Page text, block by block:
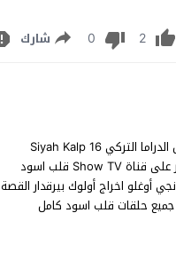
2
0 شارك
مشاهدة مسلسل قلب اسود الحلقة 16 السادسة عشر مترجم للعربية كاملة ترجمة اعلانات حصرياً مسلسل الدراما التركي Siyah Kalp 16
.Bölüm قلب اسود الحلقة 16 نسخة اصلية متنوعة BluRay YouTube Online 1080p 720p 480p مباشر على قناة Show TV قلب اسود
أوغلو اخراج أولوك بيرقدار القصة
جميع حلقات قلب اسود كامل